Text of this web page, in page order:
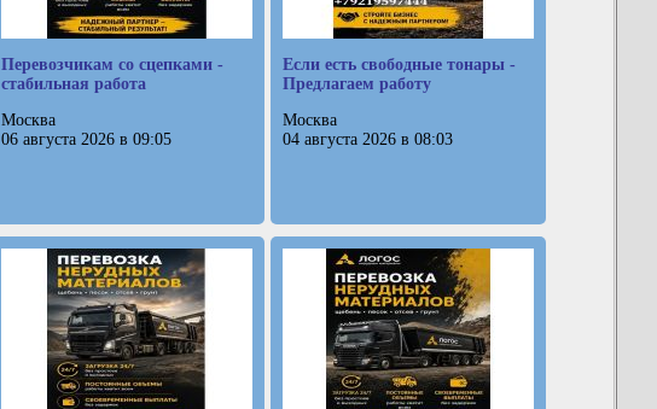
Перевозчикам со сцепками -
стабильная работа
Москва
06 августа 2026 в 09:05
Если есть свободные тонары -
Предлагаем работу
Москва
04 августа 2026 в 08:03